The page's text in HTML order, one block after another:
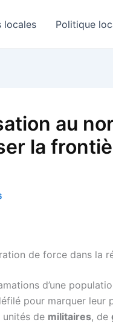
locales Politique
au
la
de force dans la
d’une
pour marquer leur
de militaires, de